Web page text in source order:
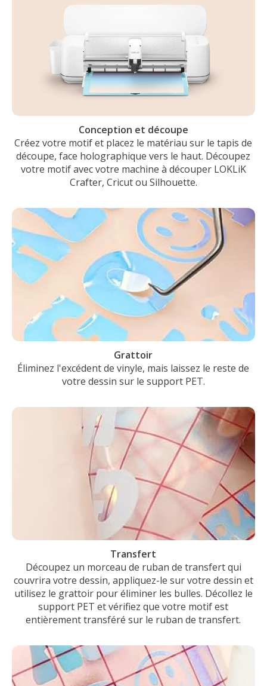
Conception et découpe
Créez votre motif et placez le matériau sur le tapis de
découpe, face holographique vers le haut. Découpez
votre motif avec votre machine à découper LOKLiK
Crafter, Cricut ou Silhouette.
Grattoir
Éliminez l'excédent de vinyle, mais laissez le reste de
votre dessin sur le support PET.
Transfert
Découpez un morceau de ruban de transfert qui
couvrira votre dessin, appliquez-le sur votre dessin et
utilisez le grattoir pour éliminer les bulles. Décollez le
support PET et vérifiez que votre motif est
entièrement transféré sur le ruban de transfert.